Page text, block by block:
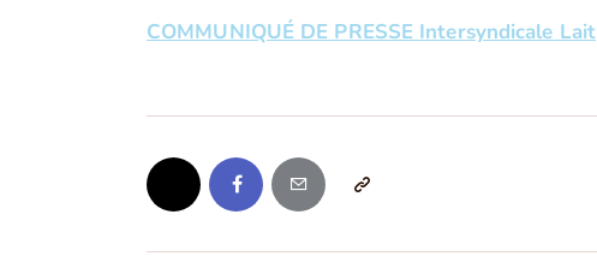
COMMUNIQUÉ DE PRESSE Intersyndicale Lait